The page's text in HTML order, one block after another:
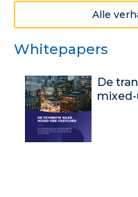
Alle
Whitepapers
De